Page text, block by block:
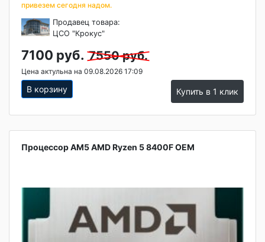
привезем сегодня надом.
Продавец товара:
ЦСО "Крокус"
7100 руб. 7550 руб.
Цена актульна на 09.08.2026 17:09
В корзину Купить в 1 клик
Процессор AM5 AMD Ryzen 5 8400F OEM